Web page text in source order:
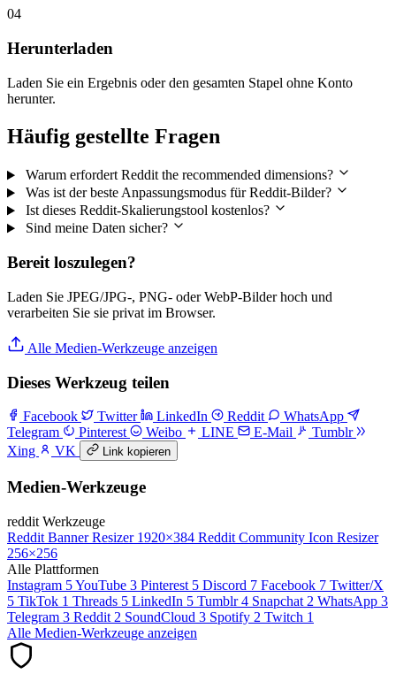
04
Herunterladen
Laden Sie ein Ergebnis oder den gesamten Stapel ohne Konto
herunter.
Häufig gestellte Fragen
Warum erfordert Reddit the recommended dimensions?
Was ist der beste Anpassungsmodus für Reddit-Bilder?
Ist dieses Reddit-Skalierungstool kostenlos?
Sind meine Daten sicher?
Bereit loszulegen?
Laden Sie JPEG/JPG-, PNG- oder WebP-Bilder hoch und
verarbeiten Sie sie privat im Browser.
Alle Medien-Werkzeuge anzeigen
Dieses Werkzeug teilen
Facebook Twitter LinkedIn Reddit
WhatsApp
Telegram
Pinterest Weibo LINE E-Mail
Tumblr
Xing
VK Link kopieren
Medien-Werkzeuge
reddit Werkzeuge
Reddit Banner Resizer 1920×384 Reddit Community Icon Resizer
256×256
Alle Plattformen
Instagram 5YouTube 3 Pinterest 5 Discord 7 Facebook 7 Twitter/X
5 TikTok 1 Threads 5 LinkedIn 5 Tumblr 4 Snapchat 2 WhatsApp 3
Telegram 3 Reddit 2 SoundCloud 3 Spotify 2 Twitch 1
Alle Medien-Werkzeuge anzeigen